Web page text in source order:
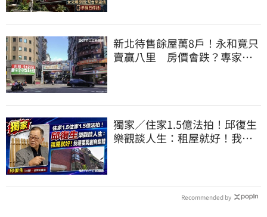
新北待售餘屋萬8戶！永和竟只
賣贏八里 房價會跌？專家：
獨家／住家1.5億法拍！邱復生
樂觀談人生：租屋就好！我還
Recommended by